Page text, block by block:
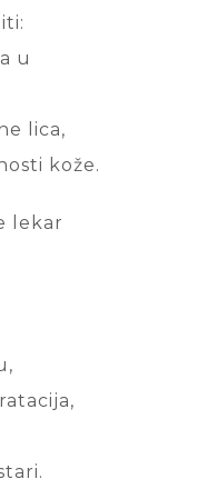
u
lica,
kože.
lekar